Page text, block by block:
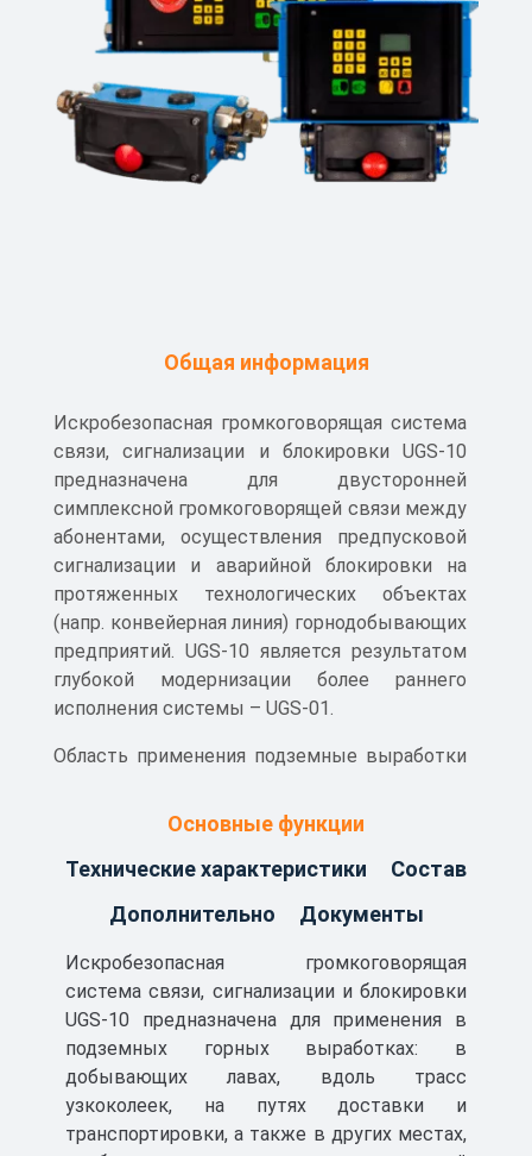
Общая информация
Искробезопасная громкоговорящая система
связи, сигнализации и блокировки UGS-10
предназначена для двусторонней
симплексной громкоговорящей связи между
абонентами, осуществления предпусковой
сигнализации и аварийной блокировки на
протяженных технологических объектах
(напр. конвейерная линия) горнодобывающих
предприятий. UGS-10 является результатом
глубокой модернизации более раннего
исполнения системы – UGS-01.
Область применения подземные выработки
газу (метану), пыли и внезапным выбросам в
соответствии с действующими
Федеральными нормами и правилами в
Основные функции
Технические характеристики
Состав
Дополнительно
Документы
Искробезопасная громкоговорящая
система связи, сигнализации и блокировки
UGS-10 предназначена для применения в
подземных горных выработках: в
добывающих лавах, вдоль трасс
узкоколеек, на путях доставки и
транспортировки, а также в других местах,